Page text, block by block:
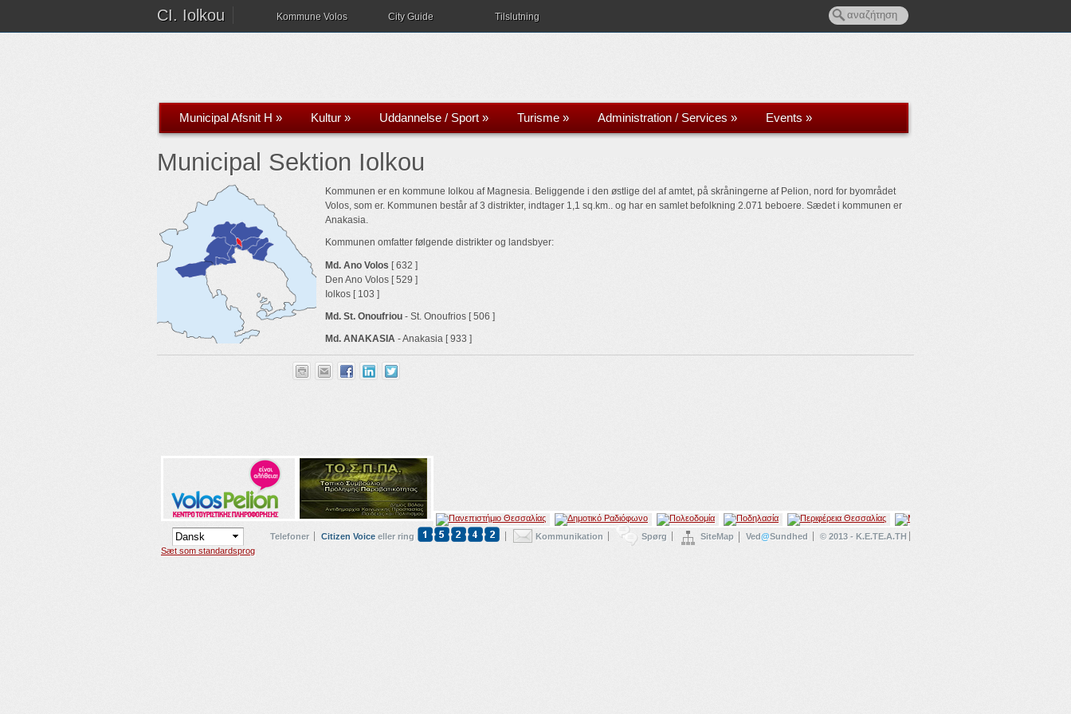
CI. Iolkou Kommune Volos City Guide Tilslutning
Municipal Afsnit H » Kultur » Uddannelse / Sport » Turisme » Administration / Services » Events »
Municipal Sektion Iolkou
Kommunen er en kommune Iolkou af Magnesia. Beliggende i den østlige del af amtet, på skråningerne af Pelion, nord for byområdet
Volos, som er. Kommunen består af 3 distrikter, indtager 1,1 sq.km.. og har en samlet befolkning 2.071 beboere. Sædet i kommunen er
Anakasia.
Kommunen omfatter følgende distrikter og landsbyer:
Md. Ano Volos [ 632 ]
Den Ano Volos [ 529 ]
Iolkos [ 103 ]
Md. St. Onoufriou - St. Onoufrios [ 506 ]
Md. ANAKASIA - Anakasia [ 933 ]
Sæt som standardsprog
Telefoner Citizen Voice eller ring Kommunikation Spørg SiteMap Ved@Sundhed © 2013 - K.E.TE.A.TH